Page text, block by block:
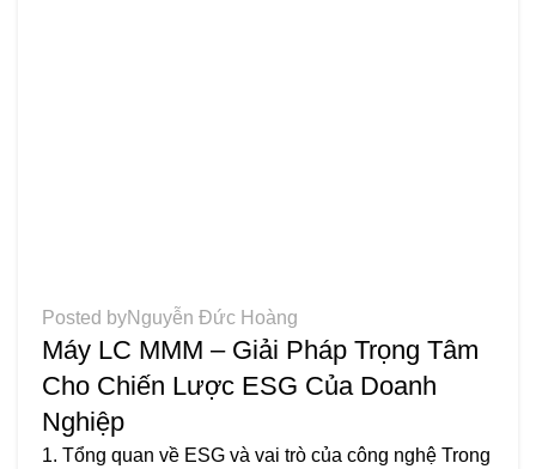
Posted byNguyễn Đức Hoàng
Máy LC MMM – Giải Pháp Trọng Tâm
Cho Chiến Lược ESG Của Doanh
Nghiệp
1. Tổng quan về ESG và vai trò của công nghệ Trong